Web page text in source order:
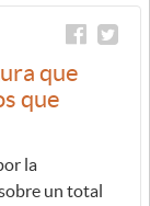
que
que
la
un total